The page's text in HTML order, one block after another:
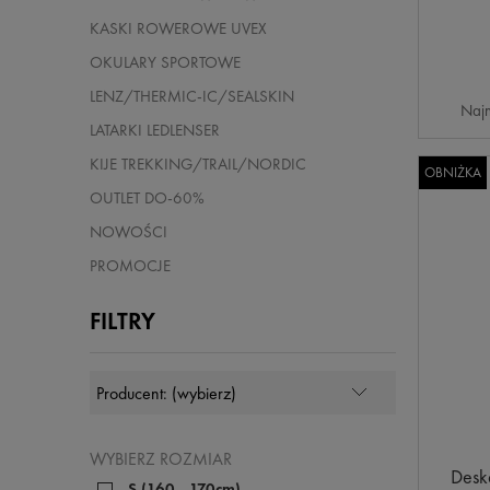
KASKI ROWEROWE UVEX
OKULARY SPORTOWE
LENZ/THERMIC-IC/SEALSKIN
LATARKI LEDLENSER
KIJE TREKKING/TRAIL/NORDIC
OUTLET DO-60%
NOWOŚCI
PROMOCJE
FILTRY
WYBIERZ ROZMIAR
OBNIŻKA